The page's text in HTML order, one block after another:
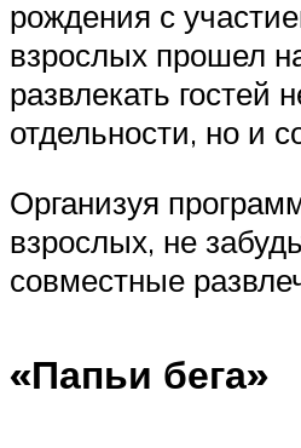
рождения с
взрослых прошел
развлекать гостей
отдельности, но и
Организуя
взрослых, не
совместные
«Папьи бега»